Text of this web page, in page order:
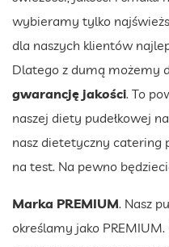
wybieramy tylko
dla naszych klientów
Dlatego z dumą możemy
gwarancję jakości. To
naszej diety pudełkowej
nasz dietetyczny catering
na test. Na pewno
Marka PREMIUM. Nasz
określamy jako PREMIUM.